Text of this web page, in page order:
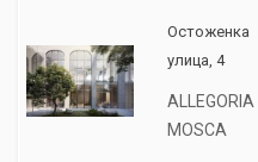
Остоженка
улица, 4
ALLEGORIA
MOSCA